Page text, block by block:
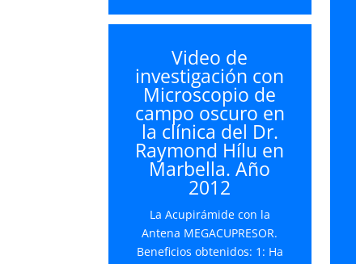
flecha
arriba/abajo
para
aumentar
o
disminuir
el
Video de
investigación con
Microscopio de
campo oscuro en
la clínica del Dr.
Raymond Hílu en
Marbella. Año
2012
La Acupirámide con la
Antena MEGACUPRESOR.
Beneficios obtenidos: 1: Ha